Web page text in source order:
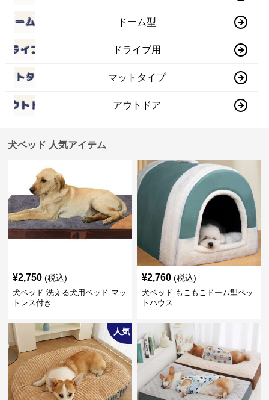
ドーム型
ドライブ用
マットタイプ
アウトドア
犬ベッド 人気アイテム
¥2,750 (税込)
犬ベッド 洗える犬用ベッド マッ
トレス付き
¥2,760 (税込)
犬ベッド もこもこドーム型ペッ
トハウス
人気